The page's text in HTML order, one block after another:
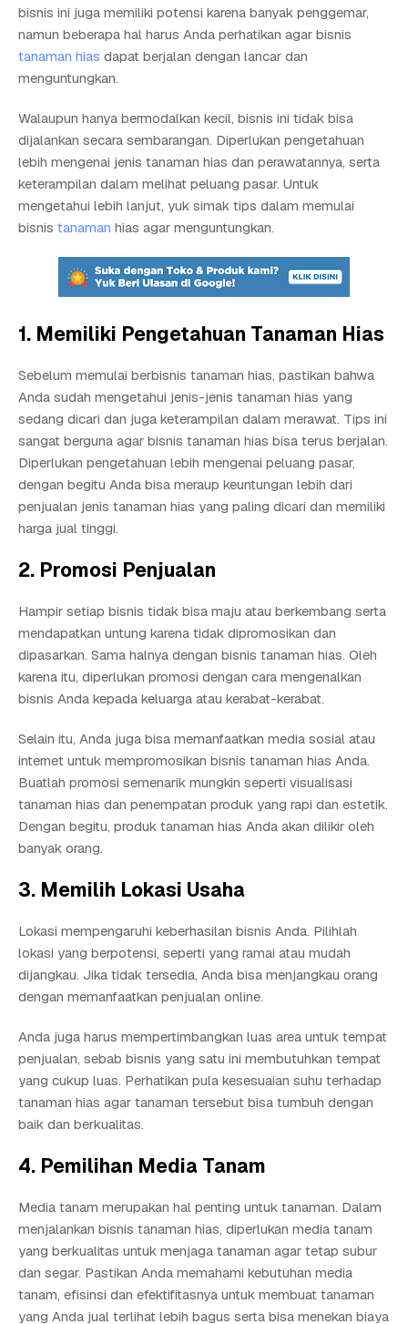
bisnis ini juga memiliki potensi karena banyak penggemar,
namun beberapa hal harus Anda perhatikan agar bisnis
tanaman hias dapat berjalan dengan lancar dan
menguntungkan.
Walaupun hanya bermodalkan kecil, bisnis ini tidak bisa
dijalankan secara sembarangan. Diperlukan pengetahuan
lebih mengenai jenis tanaman hias dan perawatannya, serta
keterampilan dalam melihat peluang pasar. Untuk
mengetahui lebih lanjut, yuk simak tips dalam memulai
bisnis tanaman hias agar menguntungkan.
1. Memiliki Pengetahuan Tanaman Hias
Sebelum memulai berbisnis tanaman hias, pastikan bahwa
Anda sudah mengetahui jenis-jenis tanaman hias yang
sedang dicari dan juga keterampilan dalam merawat. Tips ini
sangat berguna agar bisnis tanaman hias bisa terus berjalan.
Diperlukan pengetahuan lebih mengenai peluang pasar,
dengan begitu Anda bisa meraup keuntungan lebih dari
penjualan jenis tanaman hias yang paling dicari dan memiliki
harga jual tinggi.
2. Promosi Penjualan
Hampir setiap bisnis tidak bisa maju atau berkembang serta
mendapatkan untung karena tidak dipromosikan dan
dipasarkan. Sama halnya dengan bisnis tanaman hias. Oleh
karena itu, diperlukan promosi dengan cara mengenalkan
bisnis Anda kepada keluarga atau kerabat-kerabat.
Selain itu, Anda juga bisa memanfaatkan media sosial atau
internet untuk mempromosikan bisnis tanaman hias Anda.
Buatlah promosi semenarik mungkin seperti visualisasi
tanaman hias dan penempatan produk yang rapi dan estetik.
Dengan begitu, produk tanaman hias Anda akan dilikir oleh
banyak orang.
3. Memilih Lokasi Usaha
Lokasi mempengaruhi keberhasilan bisnis Anda. Pilihlah
lokasi yang berpotensi, seperti yang ramai atau mudah
dijangkau. Jika tidak tersedia, Anda bisa menjangkau orang
dengan memanfaatkan penjualan online.
Anda juga harus mempertimbangkan luas area untuk tempat
penjualan, sebab bisnis yang satu ini membutuhkan tempat
yang cukup luas. Perhatikan pula kesesuaian suhu terhadap
tanaman hias agar tanaman tersebut bisa tumbuh dengan
baik dan berkualitas.
4. Pemilihan Media Tanam
Media tanam merupakan hal penting untuk tanaman. Dalam
menjalankan bisnis tanaman hias, diperlukan media tanam
yang berkualitas untuk menjaga tanaman agar tetap subur
dan segar. Pastikan Anda memahami kebutuhan media
tanam, efisinsi dan efektifitasnya untuk membuat tanaman
yang Anda jual terlihat lebih bagus serta bisa menekan biaya